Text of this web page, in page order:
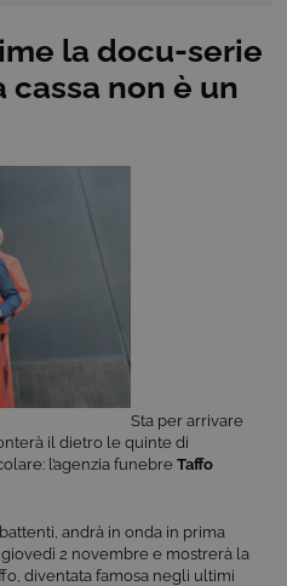
la docu-serie
cassa non è un
Sta per arrivare
il dietro le quinte di
l’agenzia funebre Taffo
andrà in onda in prima
2 novembre e mostrerà la
diventata famosa negli ultimi